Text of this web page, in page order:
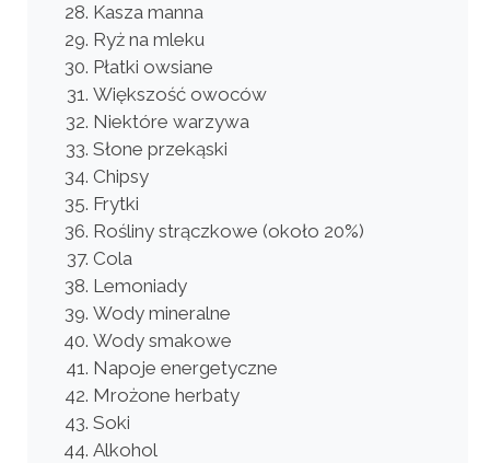
Kasza manna
Ryż na mleku
Płatki owsiane
Większość owoców
Niektóre warzywa
Słone przekąski
Chipsy
Frytki
Rośliny strączkowe (około 20%)
Cola
Lemoniady
Wody mineralne
Wody smakowe
Napoje energetyczne
Mrożone herbaty
Soki
Alkohol